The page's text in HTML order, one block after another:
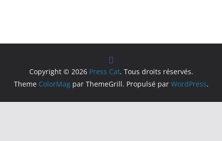
Copyright © 2026 Press Cat. Tous droits réservés.
Theme ColorMagpar ThemeGrill. Propulsé par WordPress.